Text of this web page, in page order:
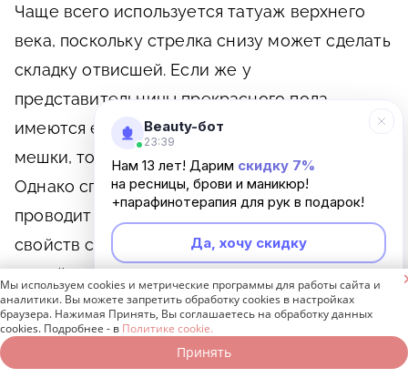
Чаще всего используется татуаж верхнего
века, поскольку стрелка снизу может сделать
складку отвисшей. Если же у
представительницы прекрасного пола
имеются еще и синяки под глазами или
мешки, то лицо примет нездоровый вид.
Однако специалист перед процедурой
проводит консультацию относительно
свойств стрелок, а также помогает подобрать
самый подходящий вариант.
Декоративная растушевка на
веке.
Beauty-бот
23:39
Нам 13 лет! Дарим скидку 7%
на ресницы, брови и маникюр!
+парафинотерапия для рук в подарок!
Да, хочу скидку
Неинтересно
Мы используем cookies и метрические программы для работы сайта и
аналитики. Вы можете запретить обработку cookies в настройках
браузера. Нажимая Принять, Вы соглашаетесь на обработку данных
cookies. Подробнее - в Политике cookie.
Принять